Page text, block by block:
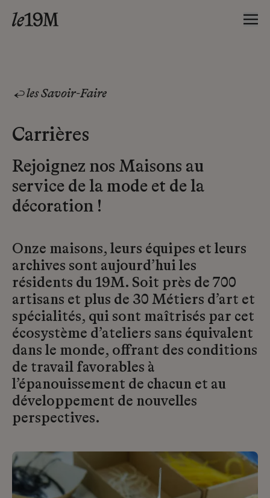
les Savoir-Faire
Carrières
Rejoignez nos Maisons au
service de la mode et de la
décoration !
Onze maisons, leurs équipes et leurs
archives sont aujourd’hui les
résidents du 19M. Soit près de 700
artisans et plus de 30 Métiers d’art et
spécialités, qui sont maîtrisés par cet
écosystème d’ateliers sans équivalent
dans le monde, offrant des conditions
de travail favorables à
l’épanouissement de chacun et au
développement de nouvelles
perspectives.